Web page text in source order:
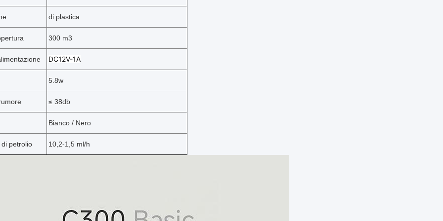
di plastica
300 m3
DC12V-1A
5.8w
≤ 38db
Bianco / Nero
petrolio 10,2-1,5 ml/h